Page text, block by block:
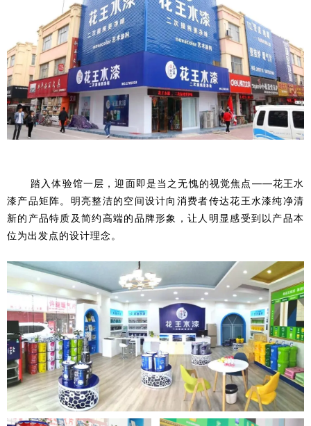
踏入体验馆一层，迎面即是当之无愧的视觉焦点——花王水
漆产品矩阵。明亮整洁的空间设计向消费者传达花王水漆纯净清
新的产品特质及简约高端的品牌形象，让人明显感受到以产品本
位为出发点的设计理念。